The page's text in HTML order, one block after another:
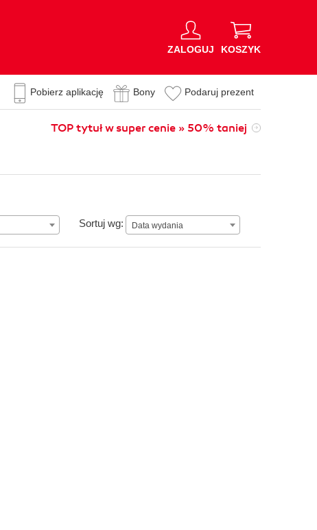
ZALOGUJ KOSZYK
Pobierz aplikację Bony Podaruj prezent
TOP tytuł w super cenie » 50% taniej
Sortuj wg: Data wydania
Data wydania